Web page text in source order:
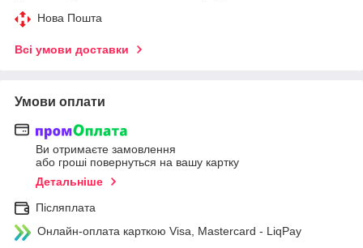
Нова Пошта
Всі умови доставки
Умови оплати
Ви отримаєте замовлення
або гроші повернуться на вашу картку
Детальніше
Післяплата
Онлайн-оплата карткою Visa, Mastercard - LiqPay